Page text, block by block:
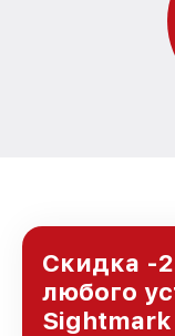
Скидка -
любого
Sightmark